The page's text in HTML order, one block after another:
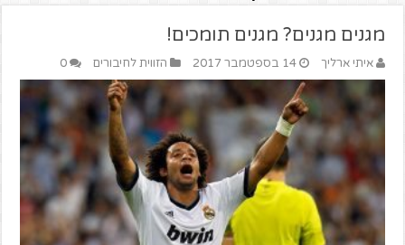
מגנים מגנים? מגנים תומכים!
איתי ארליך 14 בספטמבר 2017 הזווית לחיבורים 0